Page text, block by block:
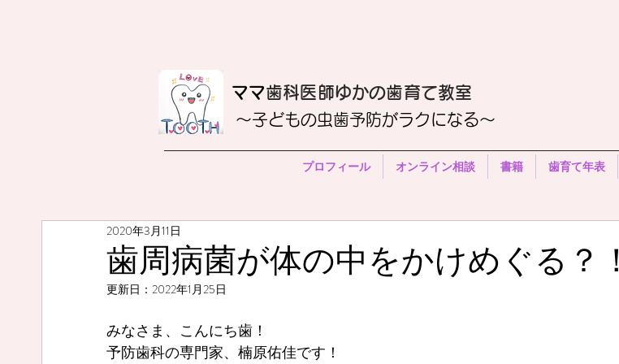
​ママ歯科医師ゆかの歯育て教室
〜子どもの虫歯予防がラクになる〜
プロフィール オンライン相談 書籍 歯育て年表
歯周病菌が体の中をかけめぐる？！
2020年3月11日
更新日： 2022年1月25日
みなさま、こんにち歯！
予防歯科の専門家、楠原佑佳です！